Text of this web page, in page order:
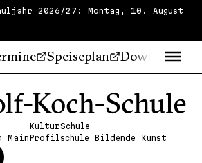
2026/27: Montag, 10. August
Speiseplan Downloads
Main
KulturSchule
Profilschule Bildende Kunst